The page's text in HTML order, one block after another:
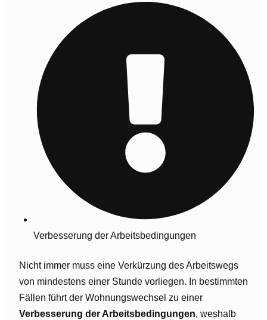
Verbesserung der Arbeitsbedingungen
Nicht immer muss eine Verkürzung des Arbeitswegs
von mindestens einer Stunde vorliegen. In bestimmten
Fällen führt der Wohnungswechsel zu einer
Verbesserung der Arbeitsbedingungen, weshalb